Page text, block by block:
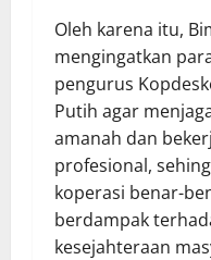
Oleh karena itu,
mengingatkan
pengurus
Putih agar
amanah dan
profesional,
koperasi benar-
berdampak
kesejahteraan